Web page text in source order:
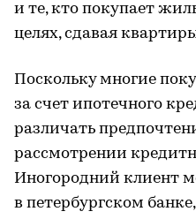
и те, кто покупает
целях, сдавая
Поскольку многие
за счет ипотечного
различать
рассмотрении
Иногородний клиент
в петербургском